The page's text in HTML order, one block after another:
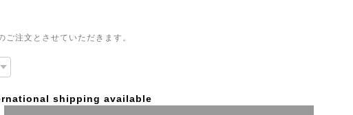
注文とさせていただきます。
shipping available